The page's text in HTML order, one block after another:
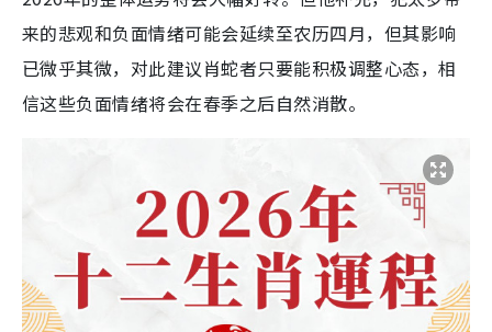
来的悲观和负面情绪可能会延续至农历四月，但其影响
已微乎其微，对此建议肖蛇者只要能积极调整心态，相
信这些负面情绪将会在春季之后自然消散。